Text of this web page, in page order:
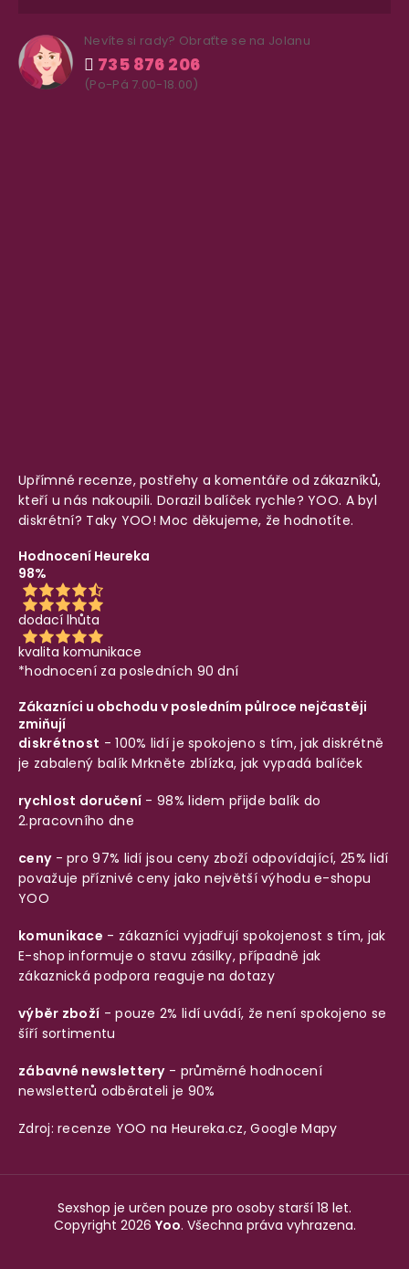
Nevíte si rady? Obraťte se na Jolanu
735 876 206
(Po-Pá 7.00-18.00)
Upřímné recenze, postřehy a komentáře od zákazníků,
kteří u nás nakoupili. Dorazil balíček rychle? YOO. A byl
diskrétní? Taky YOO! Moc děkujeme, že hodnotíte.
Hodnocení Heureka
98%
dodací lhůta
kvalita komunikace
*hodnocení za posledních 90 dní
Zákazníci u obchodu v posledním půlroce nejčastěji
zmiňují
diskrétnost - 100% lidí je spokojeno s tím, jak diskrétně
je zabalený balíkMrkněte zblízka, jak vypadá balíček
rychlost doručení - 98% lidem přijde balík do
2.pracovního dne
ceny- pro 97% lidí jsou ceny zboží odpovídající, 25% lidí
považuje příznivé ceny jako největší výhodu e-shopu
YOO
komunikace - zákazníci vyjadřují spokojenost s tím, jak
E-shop informuje o stavu zásilky, případně jak
zákaznická podpora reaguje na dotazy
výběr zboží - pouze 2% lidí uvádí, že není spokojeno se
šíří sortimentu
zábavné newslettery- průměrné hodnocení
newsletterů odběrateli je 90%
Zdroj: recenze YOO na Heureka.cz,Google Mapy
Sexshop je určen pouze pro osoby starší 18 let.
Copyright 2026 Yoo. Všechna práva vyhrazena.